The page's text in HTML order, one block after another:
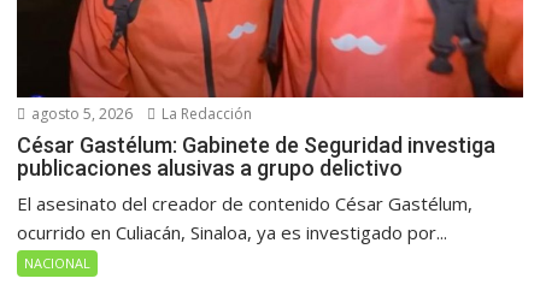
agosto 5, 2026 La Redacción
César Gastélum: Gabinete de Seguridad investiga
publicaciones alusivas a grupo delictivo
El asesinato del creador de contenido César Gastélum,
ocurrido en Culiacán, Sinaloa, ya es investigado por...
NACIONAL